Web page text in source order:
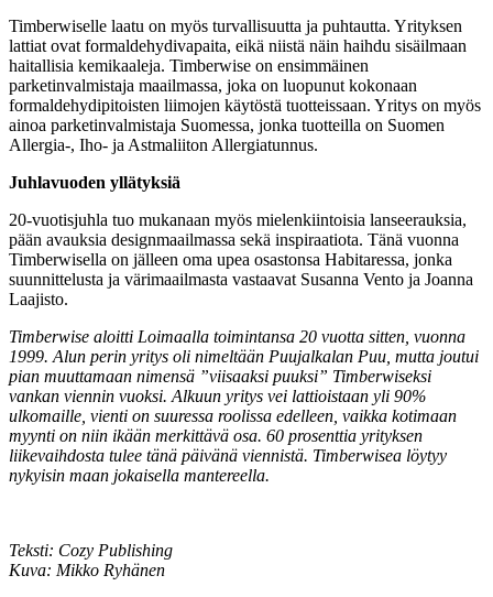
Timberwiselle laatu on myös turvallisuutta ja puhtautta. Yrityksen
lattiat ovat formaldehydivapaita, eikä niistä näin haihdu sisäilmaan
haitallisia kemikaaleja. Timberwise on ensimmäinen
parketinvalmistaja maailmassa, joka on luopunut kokonaan
formaldehydipitoisten liimojen käytöstä tuotteissaan. Yritys on myös
ainoa parketinvalmistaja Suomessa, jonka tuotteilla on Suomen
Allergia-, Iho- ja Astmaliiton Allergiatunnus.
Juhlavuoden yllätyksiä
20-vuotisjuhla tuo mukanaan myös mielenkiintoisia lanseerauksia,
pään avauksia designmaailmassa sekä inspiraatiota. Tänä vuonna
Timberwisella on jälleen oma upea osastonsa Habitaressa, jonka
suunnittelusta ja värimaailmasta vastaavat Susanna Vento ja Joanna
Laajisto.
Timberwise aloitti Loimaalla toimintansa 20 vuotta sitten, vuonna
1999. Alun perin yritys oli nimeltään Puujalkalan Puu, mutta joutui
pian muuttamaan nimensä ”viisaaksi puuksi” Timberwiseksi
vankan viennin vuoksi. Alkuun yritys vei lattioistaan yli 90%
ulkomaille, vienti on suuressa roolissa edelleen, vaikka kotimaan
myynti on niin ikään merkittävä osa. 60 prosenttia yrityksen
liikevaihdosta tulee tänä päivänä viennistä. Timberwisea löytyy
nykyisin maan jokaisella mantereella.
Teksti: Cozy Publishing
Kuva: Mikko Ryhänen